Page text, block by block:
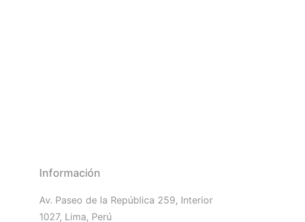
Información
Av. Paseo de la República 259, Interior
1027, Lima, Perú